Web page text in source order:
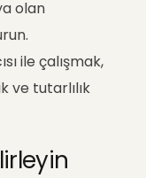
olan
ile çalışmak,
ve tutarlılık